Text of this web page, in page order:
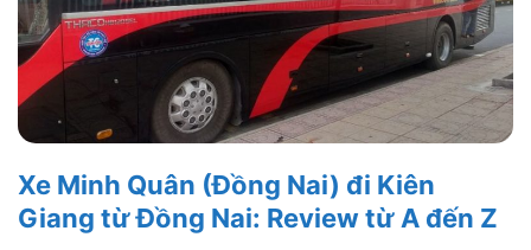
Xe Minh Quân (Đồng Nai) đi Kiên
Giang từ Đồng Nai: Review từ A đến Z